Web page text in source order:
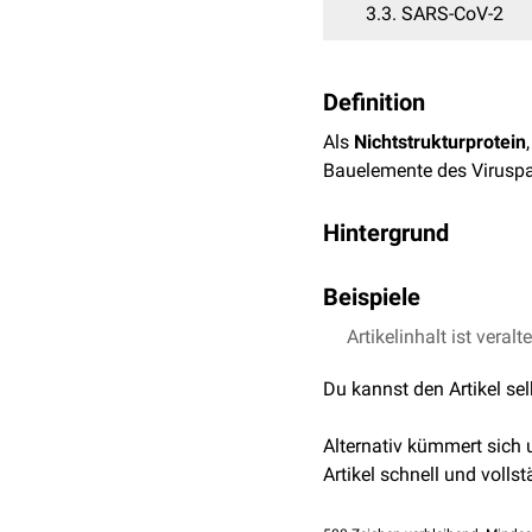
3.3 SARS-CoV-2
Definition
Als Nichtstrukturprotein
Bauelemente des
Hintergrund
sind. Diese Gruppe setzt
Virusproteinen
Eine Ausnahme ist die
auch Proteine, die
HBxdesHepatitis-B-
Beispiele
Nichtstrukturprotein
Rotavirus
Artikelinhalt ist
Du kannst den Artikel
Alternativ kümmert sich
Artikel schnell und